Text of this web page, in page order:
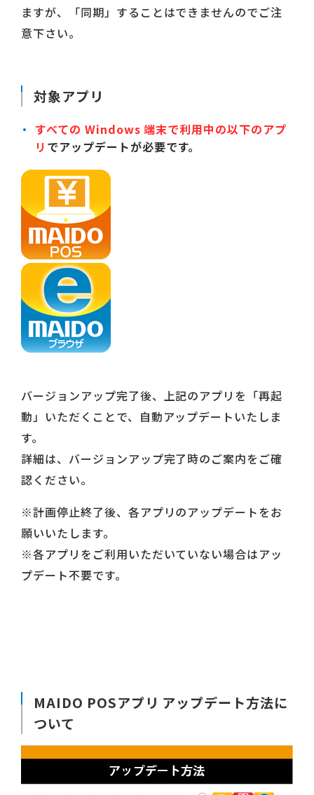
ますが、「同期」することはできませんのでご注
意下さい。
対象アプリ
すべての Windows 端末で利用中の以下のアプ
リ でアップデートが必要です。
バージョンアップ完了後、上記のアプリを「再起
動」いただくことで、自動アップデートいたしま
す。
詳細は、バージョンアップ完了時のご案内をご確
認ください。
※計画停止終了後、各アプリのアップデートをお
願いいたします。
※各アプリをご利用いただいていない場合はアッ
プデート不要です。
MAIDO POSアプリ アップデート方法に
ついて